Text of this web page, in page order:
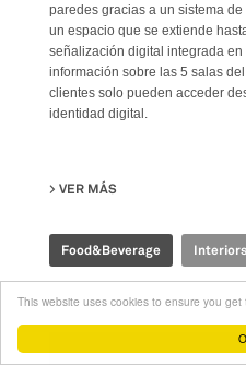
This website uses cookies to ensure you
paredes gracias a un sistema
un espacio que se extiende
señalización digital integrada
información sobre las 5 salas
clientes solo pueden acceder
identidad digital.
VER MÁS
Food&Beverage Interiors